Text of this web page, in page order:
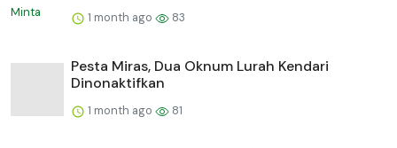
1 month ago 83
Pesta Miras, Dua Oknum Lurah Kendari
Dinonaktifkan
1 month ago 81